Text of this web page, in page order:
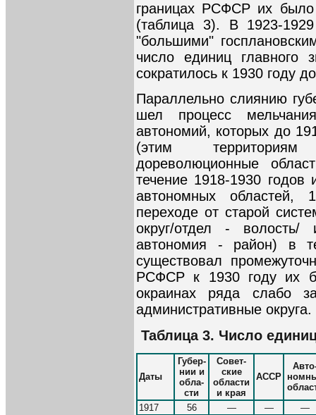
границах РСФСР их
(таблица 3). В 1923-
"большими"
число единиц главного
сократилось к 1930 году
Параллельно слиянию
шел процесс
автономий, которых до
(этим территориям
дореволюционные
течение 1918-1930
автономных областей,
переходе от старой
округ/отдел -
автономия - район) в
существовал
РСФСР к 1930 году их
окраинах ряда слабо
административные округа.
Таблица 3. Число
Даты
Губер-
нии и
обла-
сти
Совет-
ские
области
и края
АССР
1917
56 — —
—